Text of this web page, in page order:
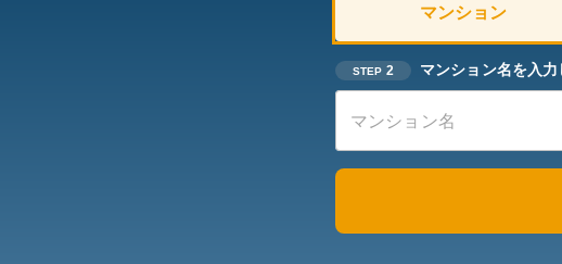
マンション
STEP 2 マンション名を入